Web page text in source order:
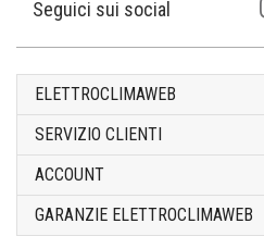
Seguici sui social
ELETTROCLIMAWEB
SERVIZIO CLIENTI
ACCOUNT
GARANZIE ELETTROCLIMAWEB